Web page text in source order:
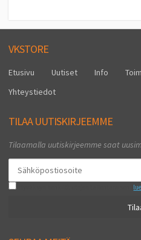
VKSTORE
Etusivu Uutiset Info
Yhteystiedot
TILAA UUTISKIRJEEMME
Tilaamalla uutiskirjeemme saat
lue